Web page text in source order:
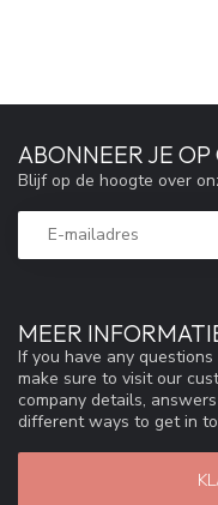
MEER
If you have any
make sure to visit our
company details,
different ways to get in
ABONNEER JE
Blijf op de hoogte over